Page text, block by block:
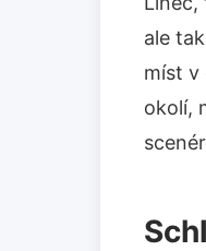
ale
míst v
okolí,